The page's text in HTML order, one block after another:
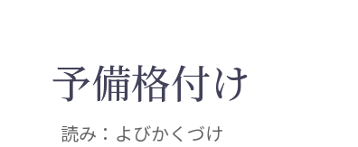
予備格付け
読み：よびかくづけ